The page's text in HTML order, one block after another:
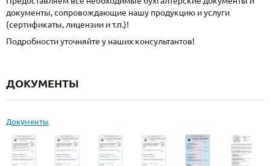
документы, сопровождающие нашу продукцию и услуги
(сертификаты, лицензии и т.п.)!
Подробности уточняйте у наших консультантов!
ДОКУМЕНТЫ
Документы